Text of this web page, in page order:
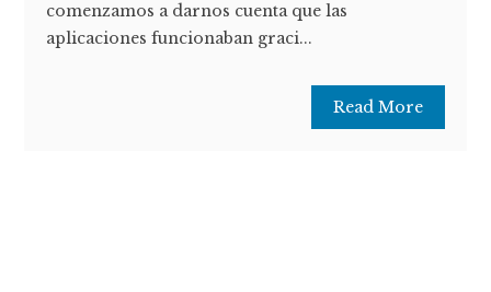
comenzamos a darnos cuenta que las
aplicaciones funcionaban graci...
Read More